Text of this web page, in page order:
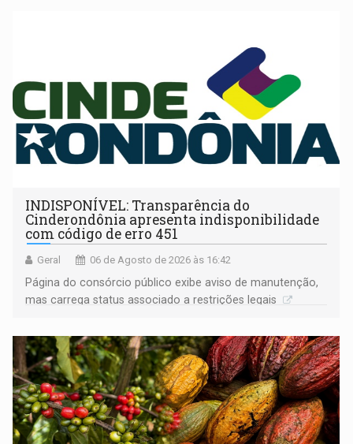
INDISPONÍVEL: Transparência do
Cinderondônia apresenta indisponibilidade
com código de erro 451
Geral 06 de Agosto de 2026 às 16:42
Página do consórcio público exibe aviso de manutenção,
mas carrega status associado a restrições legais